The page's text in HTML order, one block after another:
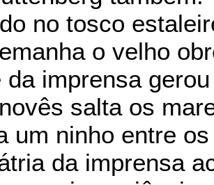
no tosco
o velho
da imprensa
salta os
um ninho entre
da imprensa